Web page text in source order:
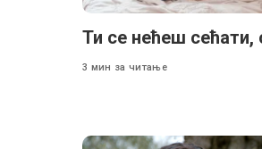
Ти се нећеш сећати,
3 мин за читање